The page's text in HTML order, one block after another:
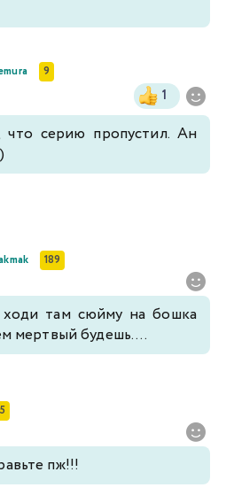
9
1
что серию пропустил. Ан
189
там сюйму на бошка
мертвый будешь....
5
пж!!!